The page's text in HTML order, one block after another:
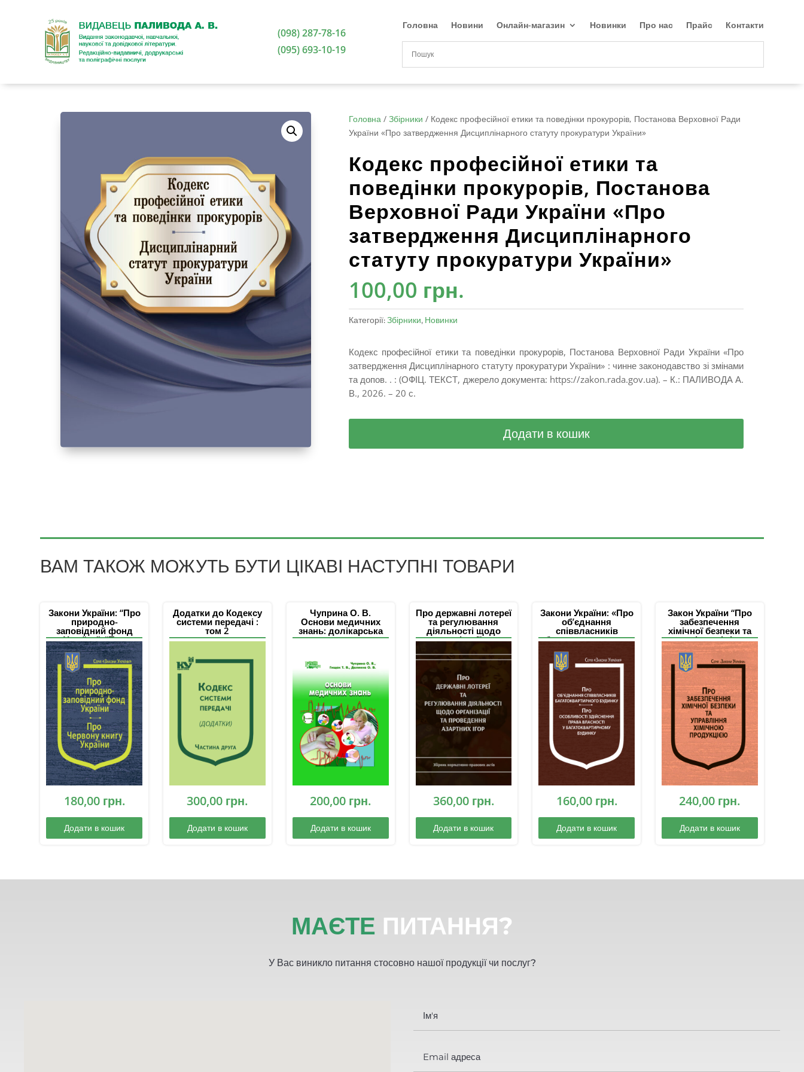
(098) 287-78-16
(095) 693-10-19
Головна Новини Онлайн-магазин Новинки Про нас Прайс Контакти
Головна / Збірники / Кодекс професійної етики та поведінки прокурорів, Постанова Верховної Ради
України «Про затвердження Дисциплінарного статуту прокуратури України»
Кодекс професійної етики та
поведінки прокурорів, Постанова
Верховної Ради України «Про
затвердження Дисциплінарного
статуту прокуратури України»
100,00 грн.
Категорії:Збірники, Новинки
Кодекс професійної етики та поведінки прокурорів, Постанова Верховної Ради України «Про
затвердження Дисциплінарного статуту прокуратури України» : чинне законодавство зі змінами
та допов. . : (ОФІЦ. ТЕКСТ, джерело документа: https://zakon.rada.gov.ua). – К.: ПАЛИВОДА А.
В., 2026. – 20 с.
Додати в кошик
ВАМ ТАКОЖ МОЖУТЬ БУТИ ЦІКАВІ НАСТУПНІ ТОВАРИ
Закони України: “Про
природно-
заповідний фонд
України”, “Про
Червону книгу
України”, Постанова
Кабінетe Міністрів
України «Про
затвердження
Положення про
Зелену книгу
України»
180,00 грн.
Додати в кошик
Додатки до Кодексу
системи передачі :
том 2
300,00 грн.
Додати в кошик
Чуприна О. В.
Основи медичних
знань: долікарська
допомога та медико-
200,00 грн.
Додати в кошик
Про державні лотереї
та регулювання
діяльності щодо
організації та
ігор: збірник
правових актів
360,00 грн.
Додати в кошик
Закони України: «Про
об’єднання
співвласників
багатоквартирного
будинку», “Про
особливості
здійснення права
власності у
багатоквартирному
будинку”
160,00 грн.
Додати в кошик
Закон України “Про
забезпечення
хімічної безпеки та
управління хімічною
продукцією”
240,00 грн.
Додати в кошик
МАЄТЕ ПИТАННЯ?
У Вас виникло питання стосовно нашої продукції чи послуг?